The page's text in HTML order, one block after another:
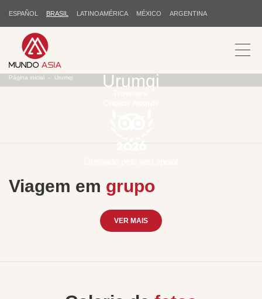
ESPAÑOL BRASIL LATINOAMÉRICA MÉXICO ARGENTINA
Urumqi
Página inicial Urumqi
Viagem em grupo
VER MAIS